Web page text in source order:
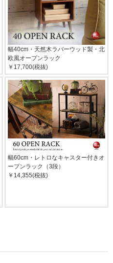
幅40cm・天然木ラバーウッド製・北
欧風オープンラック
￥17,700(税抜)
幅60cm・レトロなキャスター付きオ
ープンラック（3段）
￥14,355(税抜)